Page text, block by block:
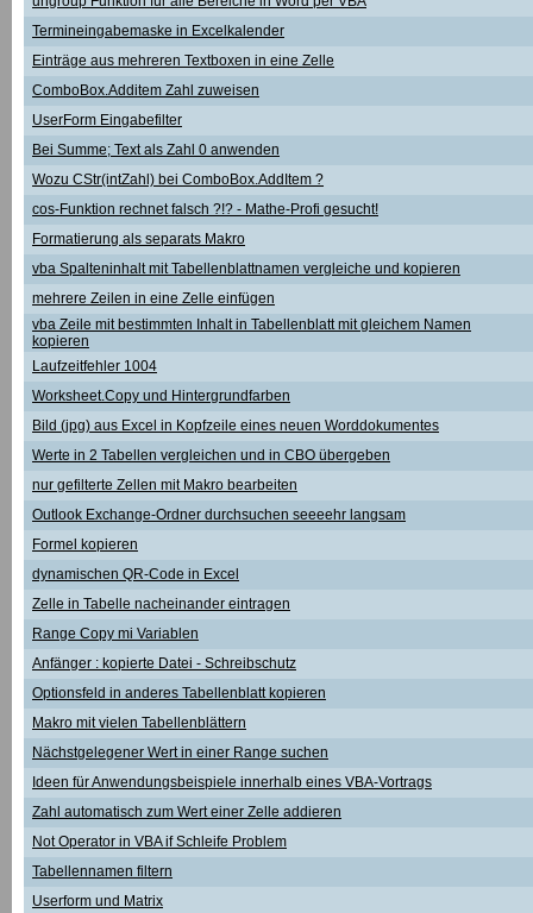
Termineingabemaske in Excelkalender
Einträge aus mehreren Textboxen in eine Zelle
ComboBox.Additem Zahl zuweisen
UserForm Eingabefilter
Bei Summe; Text als Zahl 0 anwenden
Wozu CStr(intZahl) bei ComboBox.AddItem ?
cos-Funktion rechnet falsch ?!? - Mathe-Profi gesucht!
Formatierung als separats Makro
vba Spalteninhalt mit Tabellenblattnamen vergleiche und kopieren
mehrere Zeilen in eine Zelle einfügen
vba Zeile mit bestimmten Inhalt in Tabellenblatt mit gleichem Namen
kopieren
Laufzeitfehler 1004
Worksheet.Copy und Hintergrundfarben
Bild (jpg) aus Excel in Kopfzeile eines neuen Worddokumentes
Werte in 2 Tabellen vergleichen und in CBO übergeben
nur gefilterte Zellen mit Makro bearbeiten
Outlook Exchange-Ordner durchsuchen seeeehr langsam
Formel kopieren
dynamischen QR-Code in Excel
Zelle in Tabelle nacheinander eintragen
Range Copy mi Variablen
Anfänger : kopierte Datei - Schreibschutz
Optionsfeld in anderes Tabellenblatt kopieren
Makro mit vielen Tabellenblättern
Nächstgelegener Wert in einer Range suchen
Ideen für Anwendungsbeispiele innerhalb eines VBA-Vortrags
Zahl automatisch zum Wert einer Zelle addieren
Not Operator in VBA if Schleife Problem
Tabellennamen filtern
Userform und Matrix